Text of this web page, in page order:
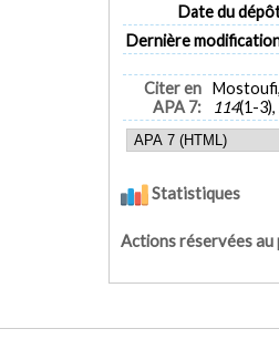
Date du
Dernière
Citer en
APA 7:
Mostoufi,
114(1-
Statistiques
Actions réservées au